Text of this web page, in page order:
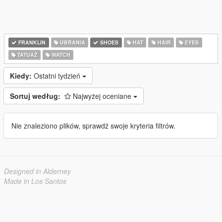
FRANKLIN UBRANIA SHOES HAT HAIR
EYES
TATUAŻ
WATCH
Kiedy: Ostatni tydzień
Sortuj według: Najwyżej oceniane
Nie znaleziono plików, sprawdź swoje kryteria filtrów.
Designed in Alderney
Made in Los Santos